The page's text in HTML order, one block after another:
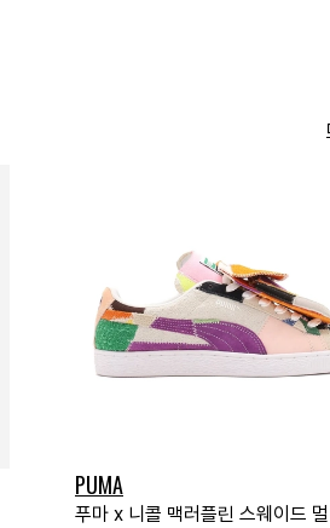
PUMA
푸마 x 니콜 맥러플린 스웨이드